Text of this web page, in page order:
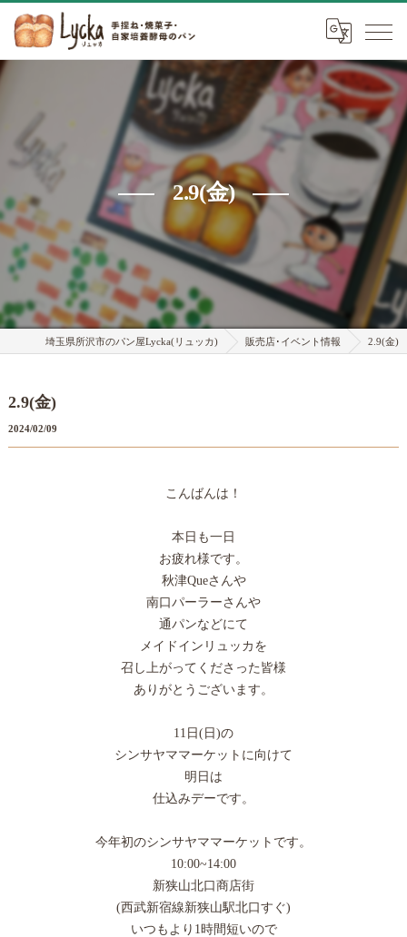
2.9(金)
埼玉県所沢市のパン屋Lycka(リュッカ) 販売店･イベント情報 2.9(金)
2.9(金)
2024/02/09
こんばんは！
本日も一日
お疲れ様です。
秋津Queさんや
南口パーラーさんや
通パンなどにて
メイドインリュッカを
召し上がってくださった皆様
ありがとうございます。
11日(日)の
シンサヤママーケットに向けて
明日は
仕込みデーです。
今年初のシンサヤママーケットです。
10:00~14:00
新狭山北口商店街
(西武新宿線新狭山駅北口すぐ)
いつもより1時間短いので